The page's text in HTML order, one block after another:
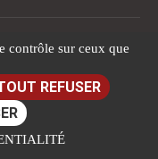
contrôle sur ceux que
REFUSER